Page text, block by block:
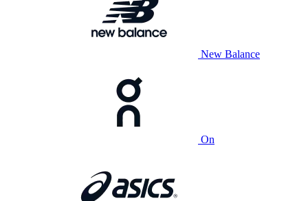
New Balance
On